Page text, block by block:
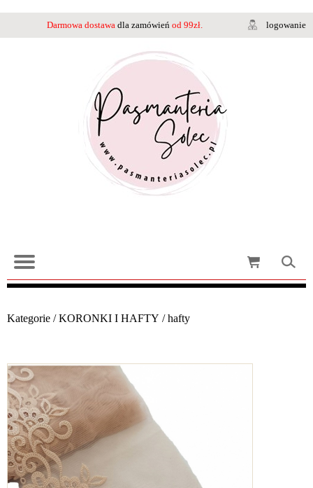
Darmowa dostawa dla zamówień od 99zł. logowanie
Kategorie /KORONKI I HAFTY /hafty